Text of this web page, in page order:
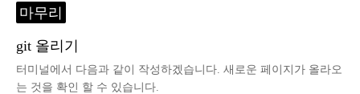
마무리
git 올리기
터미널에서 다음과 같이 작성하겠습니다. 새로운 페이지가 올라오
는 것을 확인 할 수 있습니다.